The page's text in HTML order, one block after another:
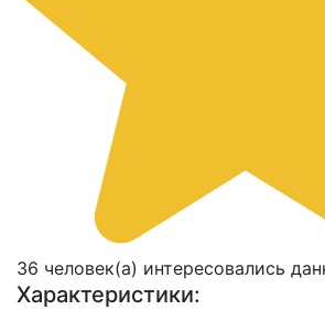
36 человек(а) интересовались
Характеристики: